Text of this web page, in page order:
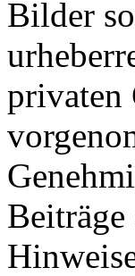
Bilder
privaten